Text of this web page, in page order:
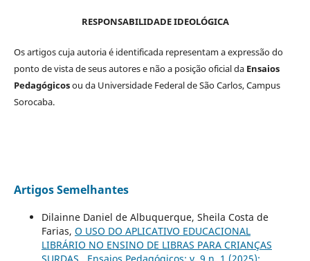
RESPONSABILIDADE IDEOLÓGICA
Os artigos cuja autoria é identificada representam a expressão do
ponto de vista de seus autores e não a posição oficial da Ensaios
Pedagógicosou da Universidade Federal de São Carlos, Campus
Sorocaba.
Artigos Semelhantes
Dilainne Daniel de Albuquerque, Sheila Costa de
Farias, O USO DO APLICATIVO EDUCACIONAL
LIBRÁRIO NO ENSINO DE LIBRAS PARA CRIANÇAS